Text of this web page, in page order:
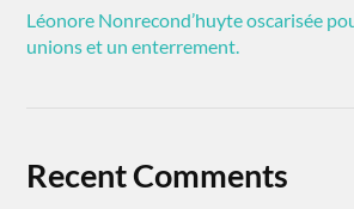
Léonore Nonrecond’huyte oscarisée
unions et un enterrement.
Recent Comments